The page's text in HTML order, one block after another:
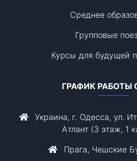
Среднее
Групповые
Курсы для будущей
ГРАФИК РАБОТЫ
Украина, г. Одесса, ул.
Атлант (3 этаж, 1
Прага, Чешские